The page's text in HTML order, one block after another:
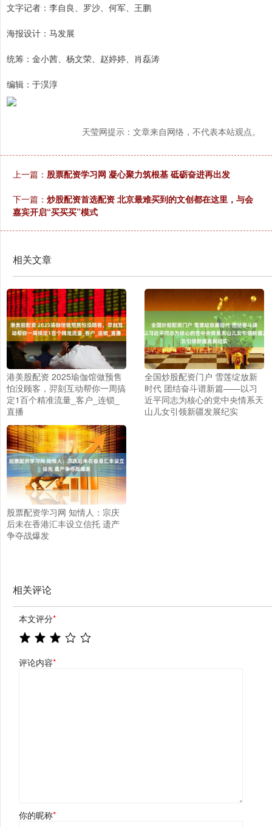
文字记者：李自良、罗沙、何军、王鹏
海报设计：马发展
统筹：金小茜、杨文荣、赵婷婷、肖磊涛
编辑：于淏淳
天莹网提示：文章来自网络，不代表本站观点。
上一篇： 股票配资学习网 凝心聚力筑根基 砥砺奋进再出发
下一篇： 炒股配资首选配资 北京最难买到的文创都在这里，与会
嘉宾开启“买买买”模式
相关文章
港美股配资 2025瑜伽馆做预售
怕没顾客，羿刻互动帮你一周搞
定1百个精准流量_客户_连锁_
直播
全国炒股配资门户 雪莲绽放新
时代 团结奋斗谱新篇——以习
近平同志为核心的党中央情系天
山儿女引领新疆发展纪实
股票配资学习网 知情人：宗庆
后未在香港汇丰设立信托 遗产
争夺战爆发
相关评论
本文评分*
评论内容*
你的昵称*